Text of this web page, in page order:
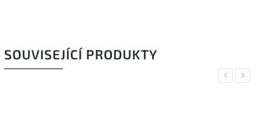
SOUVISEJÍCÍ PRODUKTY
Previous
Next